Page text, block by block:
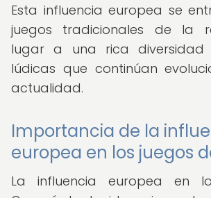
Esta influencia europea se
juegos tradicionales de la
lugar a una rica diversidad
lúdicas que continúan
actualidad.
Importancia de la
europea en los juegos
La influencia europea en